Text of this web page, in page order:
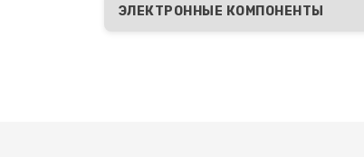
ЭЛЕКТРОННЫЕ КОМПОНЕНТЫ